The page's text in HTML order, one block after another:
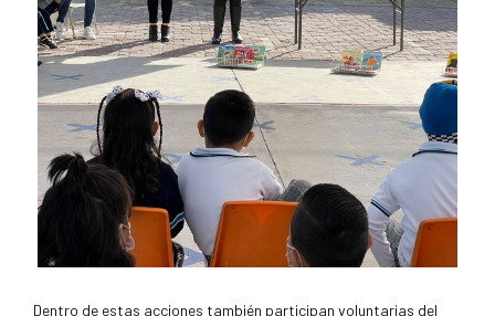
Dentro de estas acciones también participan voluntarias del